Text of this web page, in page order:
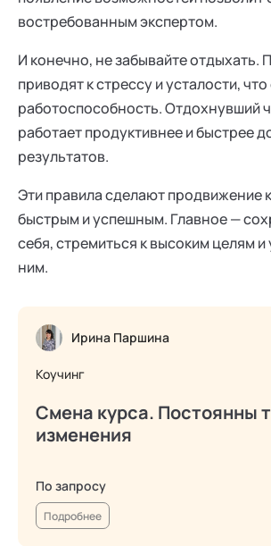
востребованным экспертом.
И конечно, не забывайте отдыхать.
приводят к стрессу и усталости,
работоспособность. Отдохнувший
работает продуктивнее и быстрее
результатов.
Эти правила сделают продвижение
быстрым и успешным. Главное —
себя, стремиться к высоким целям и
ним.
Ирина Паршина
Коучинг
Смена курса. Постоянны
изменения
По запросу
Подробнее